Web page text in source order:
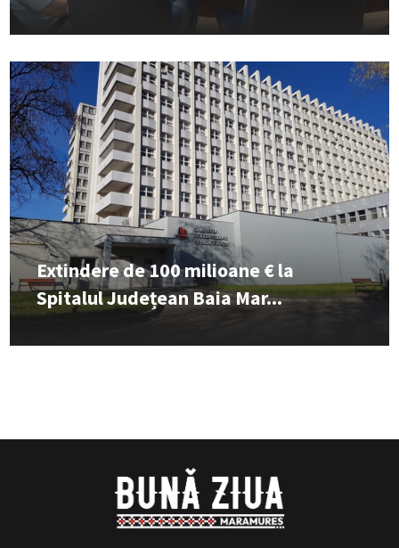
Extindere de 100 milioane € la
Spitalul Județean Baia Mar...